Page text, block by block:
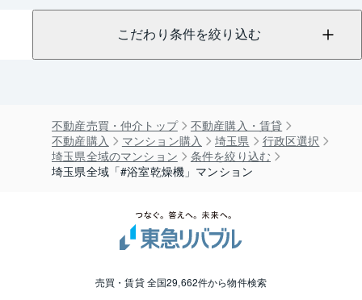
こだわり条件を絞り込む
不動産売買・仲介トップ
不動産購入・賃貸
不動産購入
マンション購入 埼玉県
行政区選択
埼玉県全域のマンション
条件を絞り込む
埼玉県全域「#浴室乾燥機」マンション
売買・賃貸 全国29,662件から物件検索